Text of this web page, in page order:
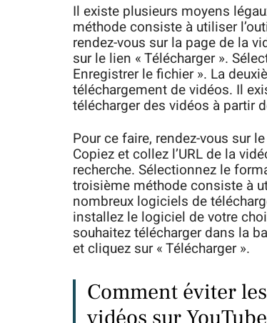
Il existe plusieurs moyens
méthode consiste à utiliser
rendez-vous sur la page de la
sur le lien « Télécharger ».
Enregistrer le fichier ». La
téléchargement de vidéos. Il
télécharger des vidéos à partir
Pour ce faire, rendez-vous sur
Copiez et collez l’URL de la
recherche. Sélectionnez le
troisième méthode consiste à
nombreux logiciels de
installez le logiciel de votre
souhaitez télécharger dans la
et cliquez sur « Télécharger ».
Comment éviter